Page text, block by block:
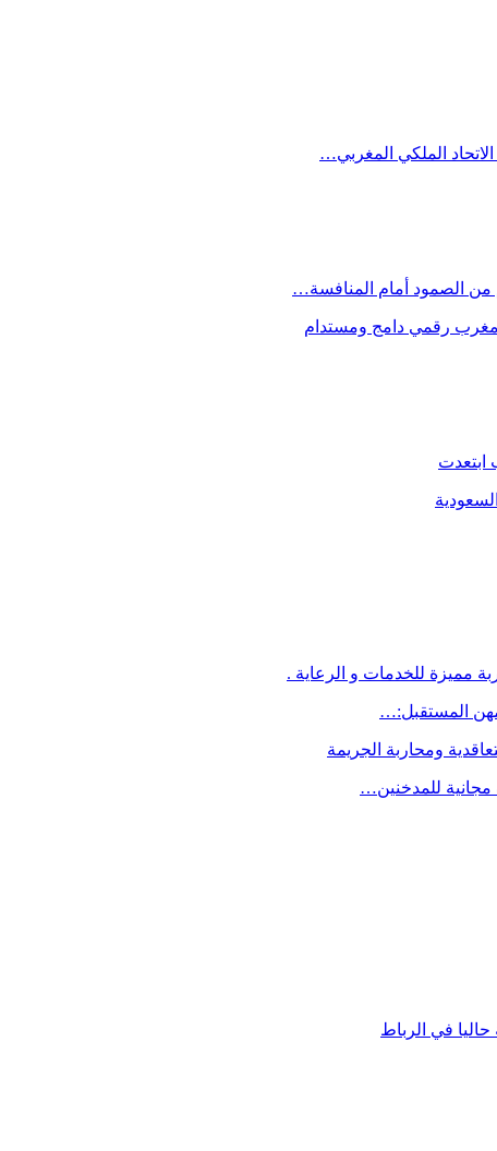
الاتحاد الملكي المغربي…
من الصمود أمام المنافسة…
مغرب رقمي دامج ومستدام
ابتعدت
مميزة للخدمات و الرعاية .
ومحاربة الجريمة
مجانية للمدخنين…
في الرباط